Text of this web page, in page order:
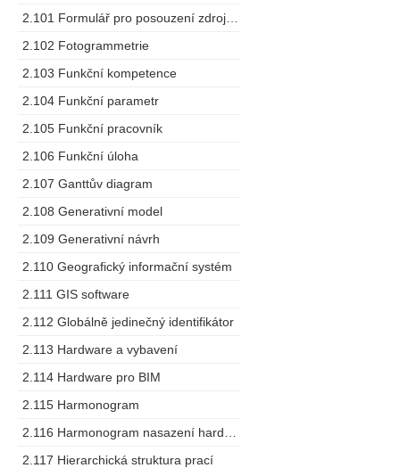
2.102 Fotogrammetrie
2.103 Funkční kompetence
2.104 Funkční parametr
2.105 Funkční pracovník
2.106 Funkční úloha
2.107 Ganttův diagram
2.108 Generativní model
2.109 Generativní návrh
2.110 Geografický informační systém
2.111 GIS software
2.112 Globálně jedinečný identifikátor
2.113 Hardware a vybavení
2.114 Hardware pro BIM
2.115 Harmonogram
2.117 Hierarchická struktura prací